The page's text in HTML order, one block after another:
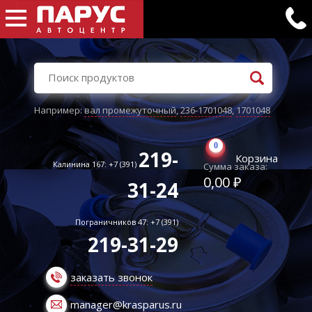
Например:вал промежуточный,236-1701048,1701048
Калинина 167: +7 (391) 219-
31-24
Пограничников 47: +7 (391)
219-31-29
заказать звонок
manager@krasparus.ru
0
Корзина
Сумма заказа:
0,00 ₽